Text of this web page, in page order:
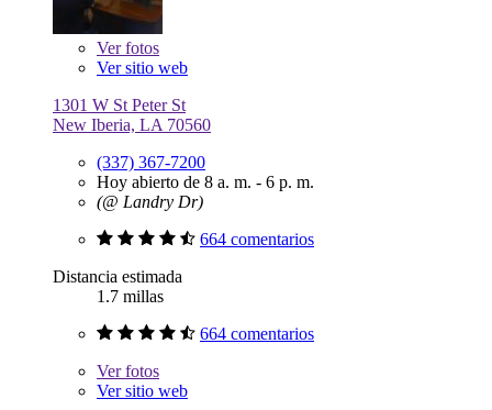
Verfotos
Ver sitio web
1301 W St Peter St
New Iberia, LA 70560
(337) 367-7200
Hoy abierto de 8 a. m. - 6 p. m.
(@ Landry Dr)
664 comentarios
Distancia estimada
1.7 millas
664 comentarios
Verfotos
Ver sitio web